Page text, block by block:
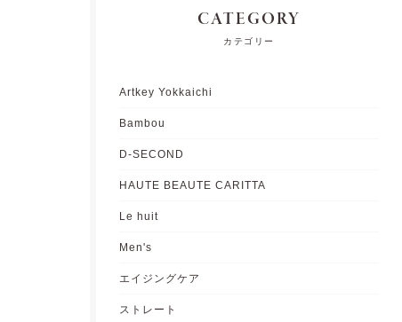
CATEGORY
カテゴリー
Artkey Yokkaichi
Bambou
D-SECOND
HAUTE BEAUTE CARITTA
Le huit
Men's
エイジングケア
ストレート